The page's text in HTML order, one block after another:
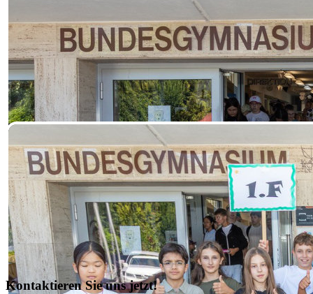
1b
1c
Kontaktieren Sie uns jetzt!